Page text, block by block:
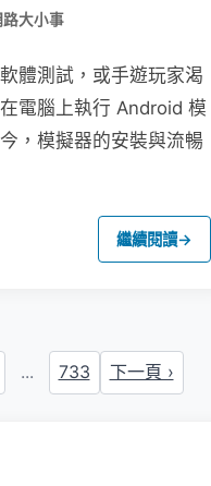
路大小事
體測試，或手遊玩家渴
電腦上執行 Android 模
，模擬器的安裝與流暢
繼續閱讀→
... 733 下一頁 ›